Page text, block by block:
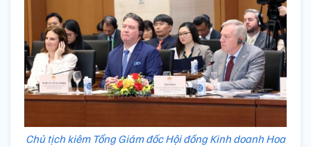
Chủ tịch kiêm Tổng Giám đốc Hội đồng Kinh doanh Hoa